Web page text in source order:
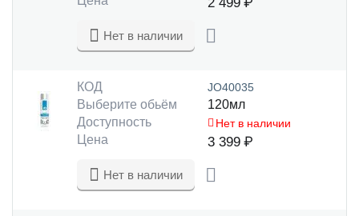
Нет в наличии
КОД JO40035
Выберите обьём
120мл
Доступность
Нет в наличии
Цена 3 399 ₽
Нет в наличии